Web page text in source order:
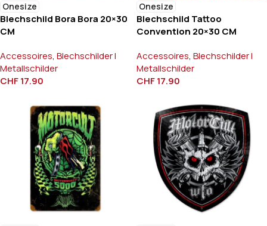
Onesize
Blechschild Bora Bora 20×30
CM
Accessoires, Blechschilder l
Metallschilder
CHF17.90
Onesize
Blechschild Tattoo
Convention 20×30 CM
Accessoires, Blechschilder l
Metallschilder
CHF17.90